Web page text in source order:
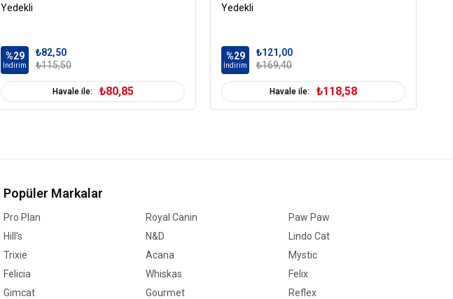
Yedekli
%29
İndirim
₺82,50
₺115,50
Havale ile: ₺80,85
Yedekli
%29
İndirim
₺121,00
₺169,40
Havale ile: ₺118,58
Popüler Markalar
Pro Plan Royal Canin
Paw Paw
Hill's
N&D
Lindo Cat
Trixie
Acana
Mystic
Felicia
Whiskas
Felix
Gimcat
Gourmet
Reflex